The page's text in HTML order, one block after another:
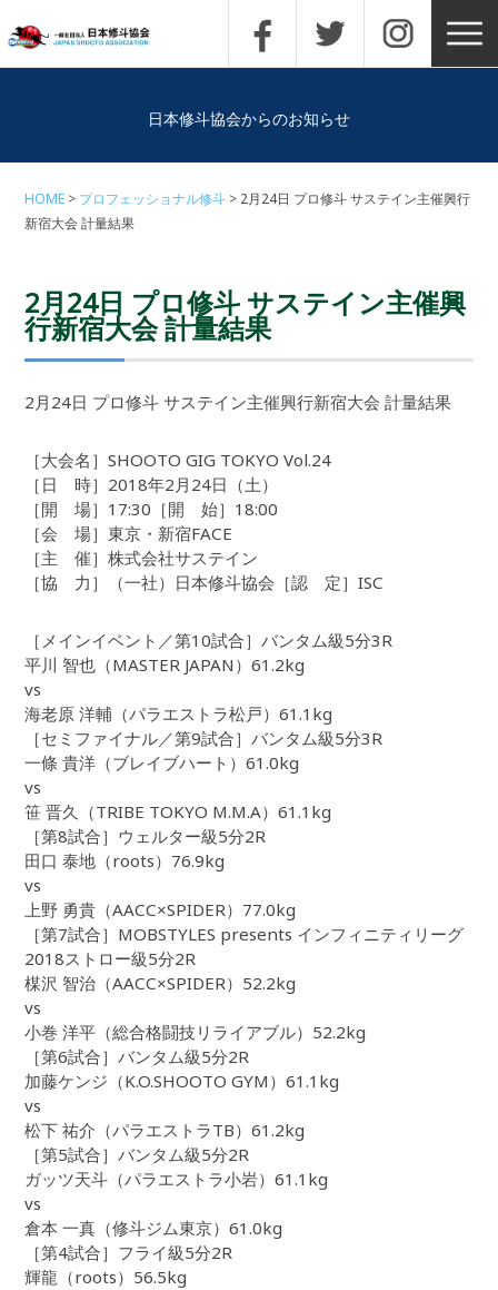
日本修斗協会からのお知らせ
HOME プロフェッショナル修斗
2月24日 プロ修斗 サステイン主催興行
新宿大会 計量結果
2月24日 プロ修斗 サステイン主催興
行新宿大会 計量結果
2月24日 プロ修斗 サステイン主催興行新宿大会 計量結果
［大会名］SHOOTO GIG TOKYO Vol.24
［日 時］2018年2月24日（土）
［開 場］17:30［開 始］18:00
［会 場］東京・新宿FACE
［主 催］株式会社サステイン
［協 力］（一社）日本修斗協会［認 定］ISC
［メインイベント／第10試合］バンタム級5分3R
平川 智也（MASTER JAPAN）61.2kg
vs
海老原 洋輔（パラエストラ松戸）61.1kg
［セミファイナル／第9試合］バンタム級5分3R
一條 貴洋（ブレイブハート）61.0kg
vs
笹 晋久（TRIBE TOKYO M.M.A）61.1kg
［第8試合］ウェルター級5分2R
田口 泰地（roots）76.9kg
vs
上野 勇貴（AACC×SPIDER）77.0kg
［第7試合］MOBSTYLES presents インフィニティリーグ
2018ストロー級5分2R
楳沢 智治（AACC×SPIDER）52.2kg
vs
小巻 洋平（総合格闘技リライアブル）52.2kg
［第6試合］バンタム級5分2R
加藤ケンジ（K.O.SHOOTO GYM）61.1kg
vs
松下 祐介（パラエストラTB）61.2kg
［第5試合］バンタム級5分2R
ガッツ天斗（パラエストラ小岩）61.1kg
vs
倉本 一真（修斗ジム東京）61.0kg
［第4試合］フライ級5分2R
輝龍（roots）56.5kg